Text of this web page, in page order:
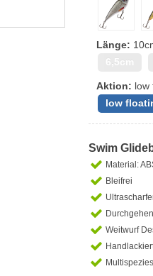
Länge:
6,5cm
Aktion: low
low
Swim
Material:
Bleifrei
Weitwurf